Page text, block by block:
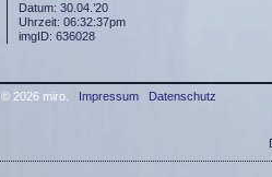
Datum: 30.04.’20
Uhrzeit: 06:32:37pm
imgID: 636028
© 2026 miro. Impressum Datenschutz